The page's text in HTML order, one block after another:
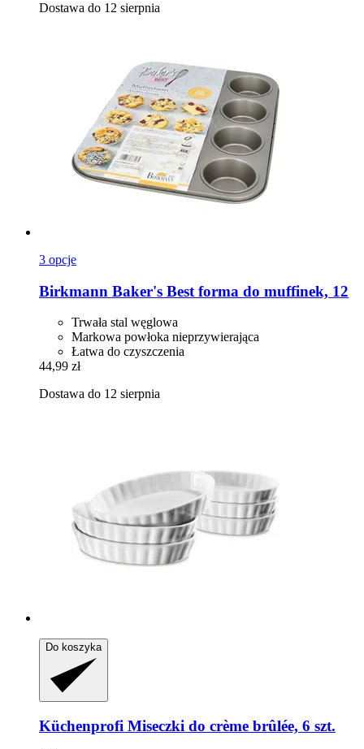
Dostawa do 12 sierpnia
3 opcje
Birkmann Baker's Best forma do muffinek, 12
Trwała stal węglowa
Markowa powłoka nieprzywierająca
Łatwa do czyszczenia
44,99 zł
Dostawa do 12 sierpnia
Do koszyka
Küchenprofi Miseczki do crème brûlée, 6 szt.